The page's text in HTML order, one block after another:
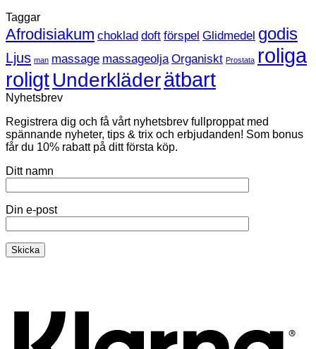
Heta
sextips!
Taggar
Afrodisiakum choklad doft förspel Glidmedel godis
Ljus man massage massageolja Organiskt Prostata roliga
roligtUnderkläderätbart
Nyhetsbrev
Registrera dig och få vårt nyhetsbrev fullproppat med
spännande nyheter, tips & trix och erbjudanden! Som bonus
får du 10% rabatt på ditt första köp.
Ditt namn
Din e-post